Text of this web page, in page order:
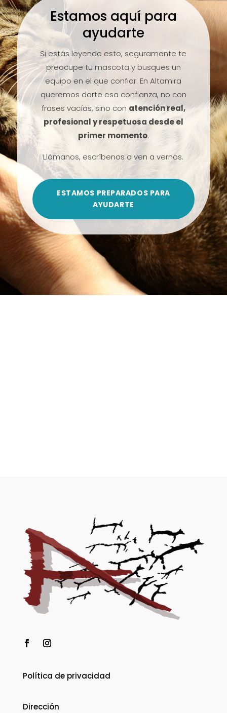
Estamos aquí para
ayudarte
Si estás leyendo esto, seguramente te
preocupe tu mascota y busques un
equipo en el que confiar. En Altamira
queremos darte esa confianza, no con
frases vacías, sino con atención real,
profesional y respetuosa desde el
primer momento.
Llámanos, escríbenos o ven a vernos.
ESTAMOS PREPARADOS PARA
AYUDARTE
Política de privacidad
Dirección